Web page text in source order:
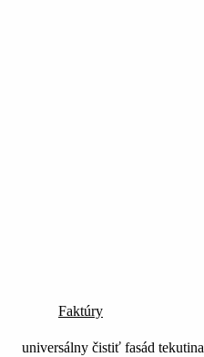
Faktúry
universálny čistiť fasád tekutina